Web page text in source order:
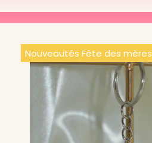
Nouveautés Fête des mères